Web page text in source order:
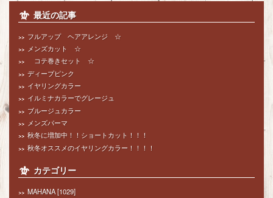
最近の記事
フルアップ ヘアアレンジ ☆
メンズカット ☆
コテ巻きセット ☆
ディープピンク
イヤリングカラー
イルミナカラーでグレージュ
ブルージュカラー
メンズパーマ
秋冬に増加中！！ショートカット！！！
秋冬オススメのイヤリングカラー！！！！
カテゴリー
MAHANA[1029]